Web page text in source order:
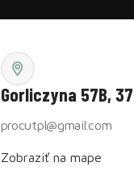
Gorliczyna 57B,
procutpl@gmail.com
Zobraziť na mape